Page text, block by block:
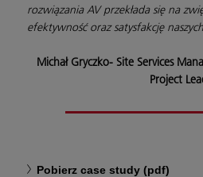
rozwiązania AV przekłada się na
efektywność oraz satysfakcję
Michał Gryczko- Site Services
Project
Pobierz case study (pdf)